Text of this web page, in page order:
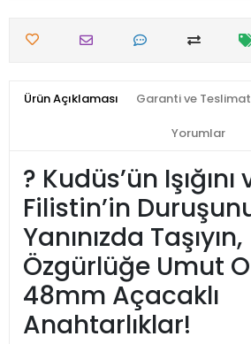
Ürün Açıklaması Garanti ve Teslimat
Yorumlar
? Kudüs’ün Işığını
Filistin’in
Yanınızda Taşıyın,
Özgürlüğe Umut
48mm Açacaklı
Anahtarlıklar!